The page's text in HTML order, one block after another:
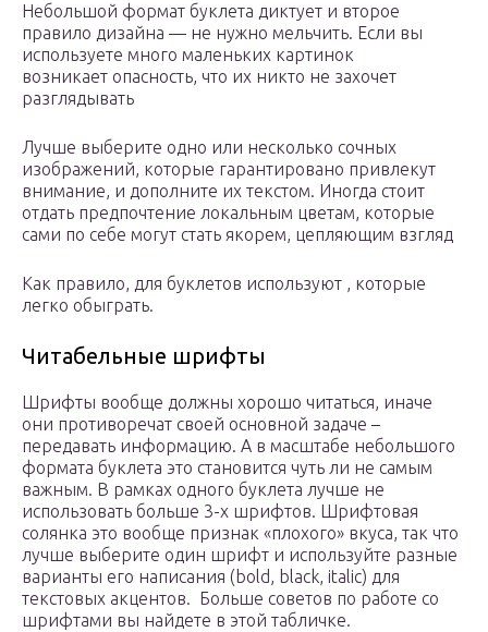
Небольшой формат буклета диктует и второе
правило дизайна — не нужно мельчить. Если вы
используете много маленьких картинок
возникает опасность, что их никто не захочет
разглядывать
Лучше выберите одно или несколько сочных
изображений, которые гарантировано привлекут
внимание, и дополните их текстом. Иногда стоит
отдать предпочтение локальным цветам, которые
сами по себе могут стать якорем, цепляющим взгляд
Как правило, для буклетов используют , которые
легко обыграть.
Читабельные шрифты
Шрифты вообще должны хорошо читаться, иначе
они противоречат своей основной задаче –
передавать информацию. А в масштабе небольшого
формата буклета это становится чуть ли не самым
важным. В рамках одного буклета лучше не
использовать больше 3-х шрифтов. Шрифтовая
солянка это вообще признак «плохого» вкуса, так что
лучше выберите один шрифт и используйте разные
варианты его написания (bold, black, italic) для
текстовых акцентов. Больше советов по работе со
шрифтами вы найдете в этой табличке.